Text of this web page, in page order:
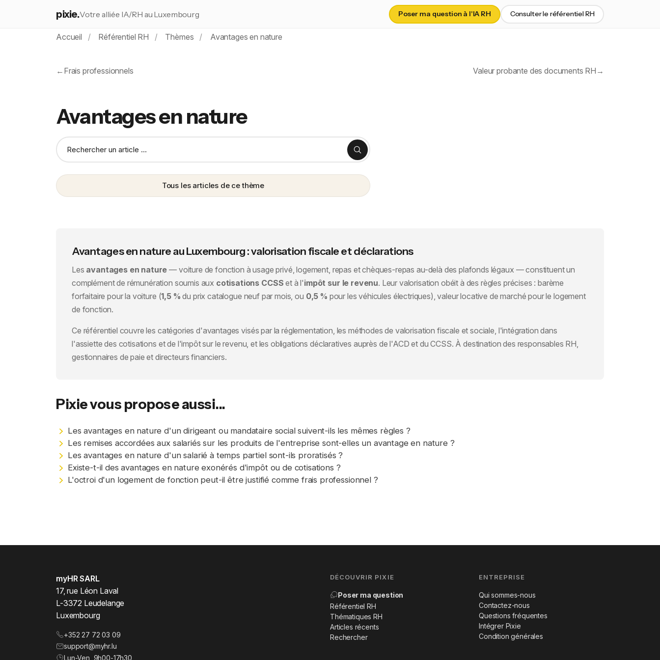
pixie.Votre alliée IA/RH au Luxembourg Poser ma question à l'IA RH Consulter le référentiel RH
Accueil Référentiel RH Thèmes Avantages en nature
← Frais professionnels Valeur probante des documents RH →
Avantages en nature
Tous les articles de ce thème
Avantages en nature au Luxembourg : valorisation fiscale et déclarations
Les avantages en nature — voiture de fonction à usage privé, logement, repas et chèques-repas au-delà des plafonds légaux — constituent un
complément de rémunération soumis aux cotisations CCSS et à l'impôt sur le revenu. Leur valorisation obéit à des règles précises : barème
forfaitaire pour la voiture (1,5 % du prix catalogue neuf par mois, ou 0,5 % pour les véhicules électriques), valeur locative de marché pour le logement
de fonction.
Ce référentiel couvre les catégories d'avantages visés par la réglementation, les méthodes de valorisation fiscale et sociale, l'intégration dans
l'assiette des cotisations et de l'impôt sur le revenu, et les obligations déclaratives auprès de l'ACD et du CCSS. À destination des responsables RH,
gestionnaires de paie et directeurs financiers.
Pixie vous propose aussi...
Les avantages en nature d'un dirigeant ou mandataire social suivent-ils les mêmes règles ?
Les remises accordées aux salariés sur les produits de l'entreprise sont-elles un avantage en nature ?
Les avantages en nature d'un salarié à temps partiel sont-ils proratisés ?
Existe-t-il des avantages en nature exonérés d'impôt ou de cotisations ?
L'octroi d'un logement de fonction peut-il être justifié comme frais professionnel ?
myHR SARL
17, rue Léon Laval
L-3372 Leudelange
Luxembourg
+352 27 72 03 09
support@myhr.lu
Lun-Ven, 9h00-17h30
DÉCOUVRIR PIXIE
Poser ma question
Référentiel RH
Thématiques RH
Articles récents
Rechercher
ENTREPRISE
Qui sommes-nous
Contactez-nous
Questions fréquentes
Intégrer Pixie
Condition générales